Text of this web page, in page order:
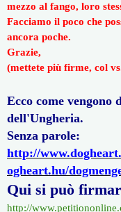
i
o
n
e
mezzo al fango, loro
Facciamo il poco che
ancora poche.
Grazie,
(mettete più firme, col
Ecco come vengono
dell'Ungheria.
Senza parole:
http://
ogheart.hu/
Qui si può
http://